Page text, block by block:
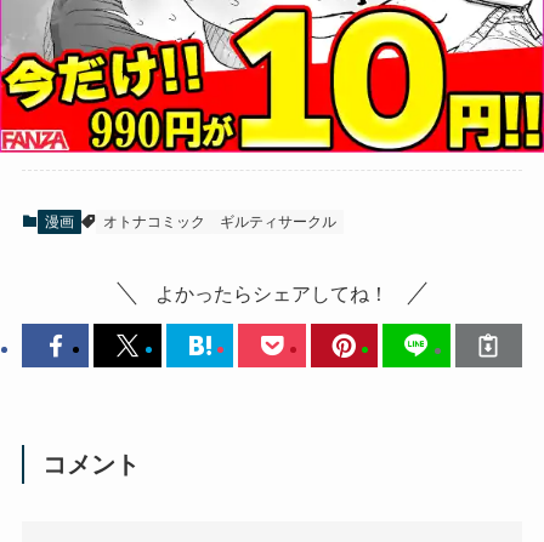
漫画 オトナコミック ギルティサークル
よかったらシェアしてね！
コメント